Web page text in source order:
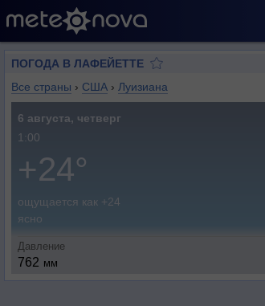
ПОГОДА В ЛАФЕЙЕТТЕ
Все страны › США › Луизиана
6 августа, четверг
1:00
+24°
ощущается как +24
ясно
Давление
762 мм